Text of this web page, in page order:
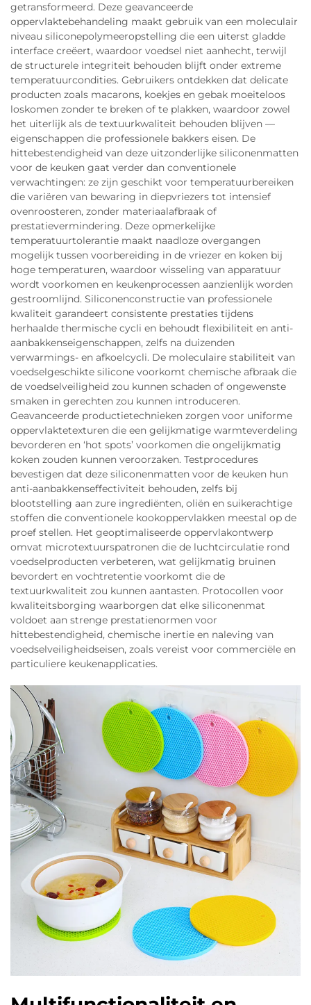
getransformeerd. Deze geavanceerde
oppervlaktebehandeling maakt gebruik van een moleculair
niveau siliconepolymeeropstelling die een uiterst gladde
interface creëert, waardoor voedsel niet aanhecht, terwijl
de structurele integriteit behouden blijft onder extreme
temperatuurcondities. Gebruikers ontdekken dat delicate
producten zoals macarons, koekjes en gebak moeiteloos
loskomen zonder te breken of te plakken, waardoor zowel
het uiterlijk als de textuurkwaliteit behouden blijven —
eigenschappen die professionele bakkers eisen. De
hittebestendigheid van deze uitzonderlijke siliconenmatten
voor de keuken gaat verder dan conventionele
verwachtingen: ze zijn geschikt voor temperatuurbereiken
die variëren van bewaring in diepvriezers tot intensief
ovenroosteren, zonder materiaalafbraak of
prestatievermindering. Deze opmerkelijke
temperatuurtolerantie maakt naadloze overgangen
mogelijk tussen voorbereiding in de vriezer en koken bij
hoge temperaturen, waardoor wisseling van apparatuur
wordt voorkomen en keukenprocessen aanzienlijk worden
gestroomlijnd. Siliconenconstructie van professionele
kwaliteit garandeert consistente prestaties tijdens
herhaalde thermische cycli en behoudt flexibiliteit en anti-
aanbakkenseigenschappen, zelfs na duizenden
verwarmings- en afkoelcycli. De moleculaire stabiliteit van
voedselgeschikte silicone voorkomt chemische afbraak die
de voedselveiligheid zou kunnen schaden of ongewenste
smaken in gerechten zou kunnen introduceren.
Geavanceerde productietechnieken zorgen voor uniforme
oppervlaktetexturen die een gelijkmatige warmteverdeling
bevorderen en ‘hot spots’ voorkomen die ongelijkmatig
koken zouden kunnen veroorzaken. Testprocedures
bevestigen dat deze siliconenmatten voor de keuken hun
anti-aanbakkenseffectiviteit behouden, zelfs bij
blootstelling aan zure ingrediënten, oliën en suikerachtige
stoffen die conventionele kookoppervlakken meestal op de
proef stellen. Het geoptimaliseerde oppervlakontwerp
omvat microtextuurspatronen die de luchtcirculatie rond
voedselproducten verbeteren, wat gelijkmatig bruinen
bevordert en vochtretentie voorkomt die de
textuurkwaliteit zou kunnen aantasten. Protocollen voor
kwaliteitsborging waarborgen dat elke siliconenmat
voldoet aan strenge prestatienormen voor
hittebestendigheid, chemische inertie en naleving van
voedselveiligheidseisen, zoals vereist voor commerciële en
particuliere keukenapplicaties.